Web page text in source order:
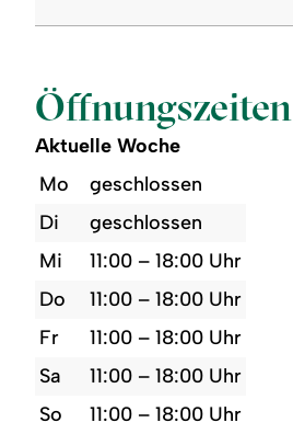
Öffnungszeiten
Aktuelle Woche
Mo
geschlossen
Di
geschlossen
Mi
11:00 – 18:00 Uhr
Do
11:00 – 18:00 Uhr
Fr
11:00 – 18:00 Uhr
Sa
11:00 – 18:00 Uhr
So
11:00 – 18:00 Uhr